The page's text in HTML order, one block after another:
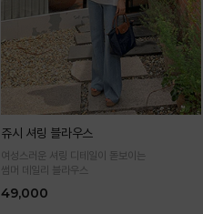
쥬시 셔링 블라우스
여성스러운 셔링 디테일이 돋보이는
썸머 데일리 블라우스
49,000